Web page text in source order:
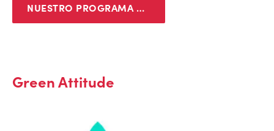
NUESTRO PROGRAMA DEIB
Green Attitude